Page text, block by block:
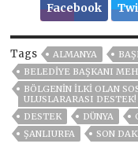
Facebook
Tags ALMANYA
BELEDIYE BAŞKANI
BÖLGENİN İLKİ OLAN
ULUSLARARASI DESTEK!
DESTEK
DÜNYA
ŞANLIURFA
SON